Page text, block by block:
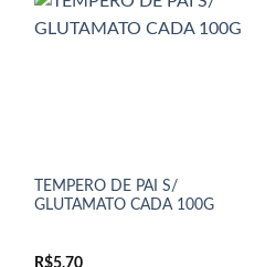
TEMPERO DE PAI S/
GLUTAMATO CADA 100G
R$5,70